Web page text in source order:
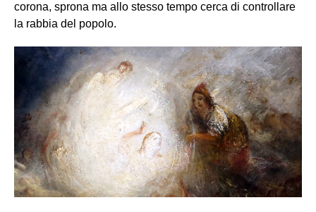
corona, sprona ma allo stesso tempo cerca di controllare
la rabbia del popolo.